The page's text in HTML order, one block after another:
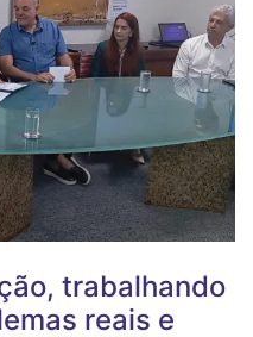
trabalhando
reais e